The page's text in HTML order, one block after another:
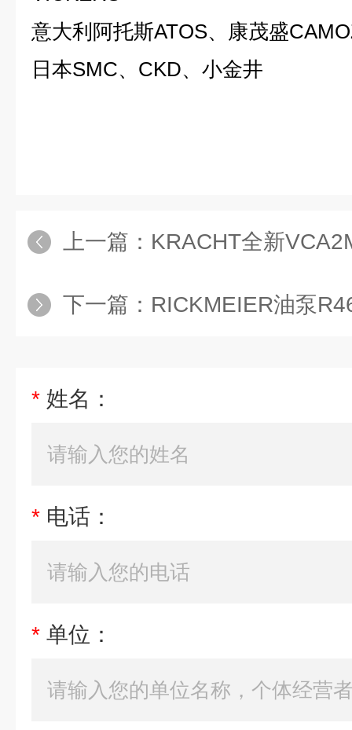
意大利阿托斯ATOS、康茂盛
日本SMC、CKD、小金井
上一篇： KRACHT全新
下一篇： RICKMEIER油泵
* 姓名：
* 电话：
* 单位：